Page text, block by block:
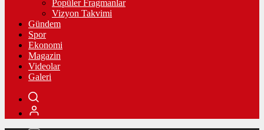
Popüler Fragmanlar
Vizyon Takvimi
Gündem
Spor
Ekonomi
Magazin
Videolar
Galeri